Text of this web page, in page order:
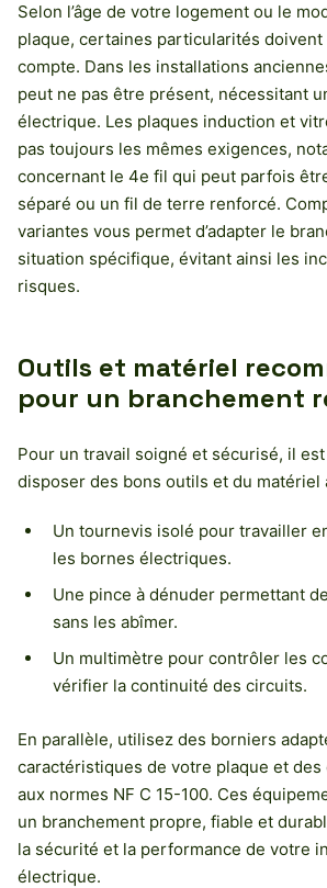
Selon l’âge de votre logement ou le
plaque, certaines particularités
compte. Dans les installations
peut ne pas être présent, nécessitant
électrique. Les plaques induction et
pas toujours les mêmes exigences,
concernant le 4e fil qui peut parfois
séparé ou un fil de terre renforcé.
variantes vous permet d’adapter le
situation spécifique, évitant ainsi les
risques.
Outils et matériel
pour un branchement
Pour un travail soigné et sécurisé, il
disposer des bons outils et du matériel
Un tournevis isolé pour travailler
les bornes électriques.
Une pince à dénuder permettant
sans les abîmer.
Un multimètre pour contrôler les
vérifier la continuité des circuits.
En parallèle, utilisez des borniers
caractéristiques de votre plaque et des
aux normes NF C 15-100. Ces
un branchement propre, fiable et
la sécurité et la performance de votre
électrique.